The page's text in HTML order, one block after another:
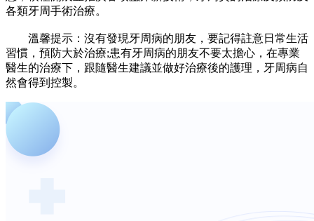
各類牙周手術治療。
溫馨提示：沒有發現牙周病的朋友，要記得註意日常生活
習慣，預防大於治療;患有牙周病的朋友不要太擔心，在專業
醫生的治療下，跟隨醫生建議並做好治療後的護理，牙周病自
然會得到控製。